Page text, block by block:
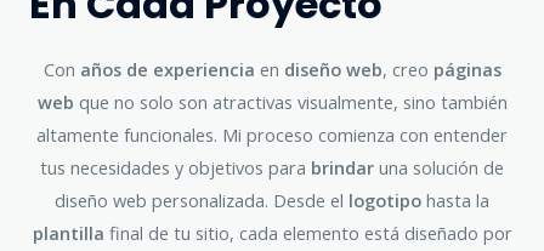
Con años de experiencia en diseño web, creo páginas
web que no solo son atractivas visualmente, sino también
altamente funcionales. Mi proceso comienza con entender
tus necesidades y objetivos para brindar una solución de
diseño web personalizada. Desde el logotipo hasta la
plantilla final de tu sitio, cada elemento está diseñado por